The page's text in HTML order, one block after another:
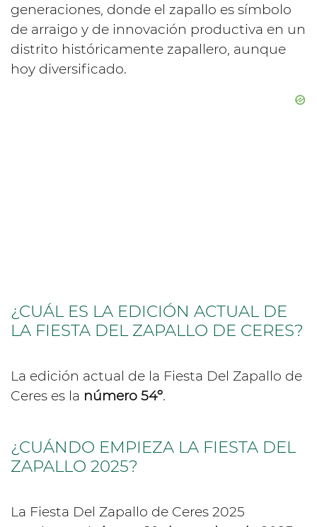
generaciones, donde el zapallo es símbolo
de arraigo y de innovación productiva en un
distrito históricamente zapallero, aunque
hoy diversificado.
¿CUÁL ES LA EDICIÓN ACTUAL DE
LA FIESTA DEL ZAPALLO DE CERES?
La edición actual de la Fiesta Del Zapallo de
Ceres es la número 54º.
¿CUÁNDO EMPIEZA LA FIESTA DEL
ZAPALLO 2025?
La Fiesta Del Zapallo de Ceres 2025